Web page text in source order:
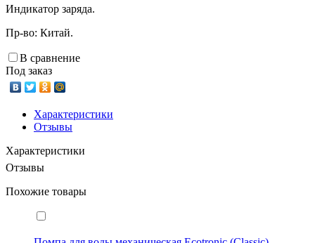
Индикатор заряда.
Пр-во: Китай.
В сравнение
Под заказ
Характеристики
Отзывы
Характеристики
Отзывы
Похожие товары